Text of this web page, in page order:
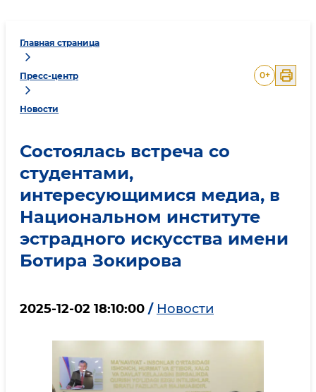
Главная страница
Пресс-центр
Новости
0+
Состоялась встреча со
студентами,
интересующимися медиа, в
Национальном институте
эстрадного искусства имени
Ботира Зокирова
2025-12-02 18:10:00 / Новости